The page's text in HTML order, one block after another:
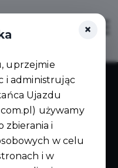
z bali
×
uprzejmie
i administrując
Ujazdu
używamy
zbierania i
w celu
i w